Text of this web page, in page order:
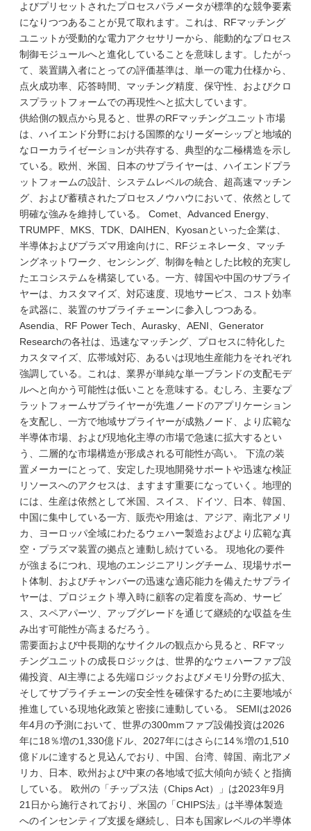
よびプリセットされたプロセスパラメータが標準的な競争要素
になりつつあることが見て取れます。これは、RFマッチング
ユニットが受動的な電力アクセサリーから、能動的なプロセス
制御モジュールへと進化していることを意味します。したがっ
て、装置購入者にとっての評価基準は、単一の電力仕様から、
点火成功率、応答時間、マッチング精度、保守性、およびクロ
スプラットフォームでの再現性へと拡大しています。
供給側の観点から見ると、世界のRFマッチングユニット市場
は、ハイエンド分野における国際的なリーダーシップと地域的
なローカライゼーションが共存する、典型的な二極構造を示し
ている。欧州、米国、日本のサプライヤーは、ハイエンドプラ
ットフォームの設計、システムレベルの統合、超高速マッチン
グ、および蓄積されたプロセスノウハウにおいて、依然として
明確な強みを維持している。 Comet、Advanced Energy、
TRUMPF、MKS、TDK、DAIHEN、Kyosanといった企業は、
半導体およびプラズマ用途向けに、RFジェネレータ、マッチ
ングネットワーク、センシング、制御を軸とした比較的充実し
たエコシステムを構築している。一方、韓国や中国のサプライ
ヤーは、カスタマイズ、対応速度、現地サービス、コスト効率
を武器に、装置のサプライチェーンに参入しつつある。
Asendia、RF Power Tech、Aurasky、AENI、Generator
Researchの各社は、迅速なマッチング、プロセスに特化した
カスタマイズ、広帯域対応、あるいは現地生産能力をそれぞれ
強調している。これは、業界が単純な単一ブランドの支配モデ
ルへと向かう可能性は低いことを意味する。むしろ、主要なプ
ラットフォームサプライヤーが先進ノードのアプリケーション
を支配し、一方で地域サプライヤーが成熟ノード、より広範な
半導体市場、および現地化主導の市場で急速に拡大するとい
う、二層的な市場構造が形成される可能性が高い。 下流の装
置メーカーにとって、安定した現地開発サポートや迅速な検証
リソースへのアクセスは、ますます重要になっていく。地理的
には、生産は依然として米国、スイス、ドイツ、日本、韓国、
中国に集中している一方、販売や用途は、アジア、南北アメリ
カ、ヨーロッパ全域にわたるウェハー製造およびより広範な真
空・プラズマ装置の拠点と連動し続けている。 現地化の要件
が強まるにつれ、現地のエンジニアリングチーム、現場サポー
ト体制、およびチャンバーの迅速な適応能力を備えたサプライ
ヤーは、プロジェクト導入時に顧客の定着度を高め、サービ
ス、スペアパーツ、アップグレードを通じて継続的な収益を生
み出す可能性が高まるだろう。
需要面および中長期的なサイクルの観点から見ると、RFマッ
チングユニットの成長ロジックは、世界的なウェハーファブ設
備投資、AI主導による先端ロジックおよびメモリ分野の拡大、
そしてサプライチェーンの安全性を確保するために主要地域が
推進している現地化政策と密接に連動している。 SEMIは2026
年4月の予測において、世界の300mmファブ設備投資は2026
年に18％増の1,330億ドル、2027年にはさらに14％増の1,510
億ドルに達すると見込んでおり、中国、台湾、韓国、南北アメ
リカ、日本、欧州および中東の各地域で拡大傾向が続くと指摘
している。 欧州の「チップス法（Chips Act）」は2023年9月
21日から施行されており、米国の「CHIPS法」は半導体製造
へのインセンティブ支援を継続し、日本も国家レベルの半導体